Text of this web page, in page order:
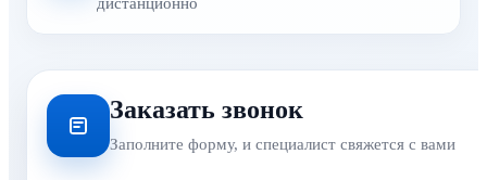
Заказать звонок
Заполните форму, и специалист свяжется с вами